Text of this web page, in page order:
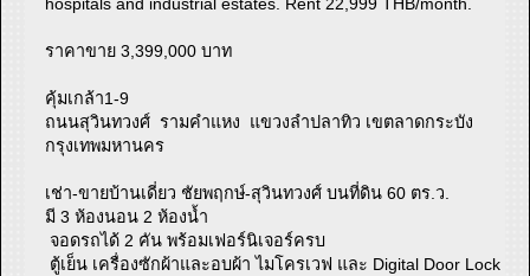
ราคาขาย 3,399,000 บาท
คุ้มเกล้า1-9
ถนนสุวินทวงศ์ รามคำแหง แขวงลำปลาทิว เขตลาดกระบัง
กรุงเทพมหานคร
เช่า-ขายบ้านเดี่ยว ชัยพฤกษ์-สุวินทวงศ์ บนที่ดิน 60 ตร.ว.
มี 3 ห้องนอน 2 ห้องน้ำ
จอดรถได้ 2 คัน พร้อมเฟอร์นิเจอร์ครบ
ตู้เย็น เครื่องซักผ้าและอบผ้า ไมโครเวฟ และ Digital Door Lock